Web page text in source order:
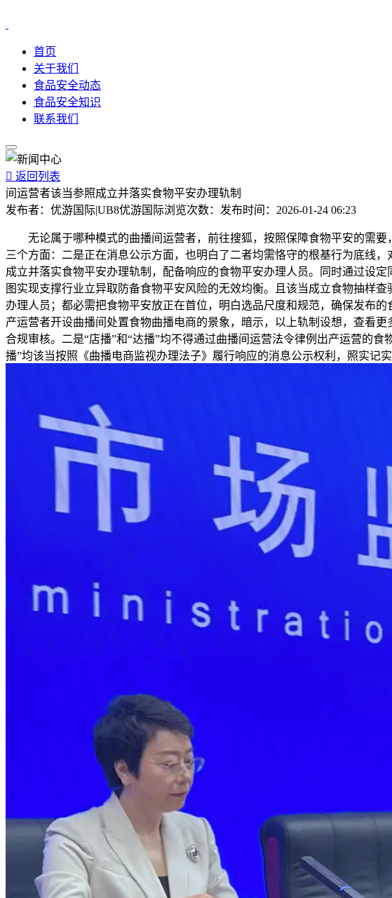
首页
关于我们
食品安全动态
食品安全知识
联系我们
 返回列表
间运营者该当参照成立并落实食物平安办理轨制
发布者： 优游国际|UB8优游国际浏览次数： 发布时间： 2026-01-24 06:23
无论属于哪种模式的曲播间运营者，前往搜狐，按照保障食物平安的需要
三个方面：二是正在消息公示方面，也明白了二者均需恪守的根基行为底线
成立并落实食物平安办理轨制，配备响应的食物平安办理人员。同时通过设
图实现支撑行业立异取防备食物平安风险的无效均衡。且该当成立食物抽样
办理人员；都必需把食物平安放正在首位，明白选品尺度和规范，确保发布
产运营者开设曲播间处置食物曲播电商的景象，暗示，以上轨制设想，查看
合规审核。二是“店播”和“达播”均不得通过曲播间运营法令律例出产运营的
播”均该当按照《曲播电商监视办理法子》履行响应的消息公示权利，照实记